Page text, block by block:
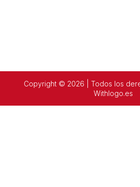
Copyright © 2026 | Todos los
Withlogo.es